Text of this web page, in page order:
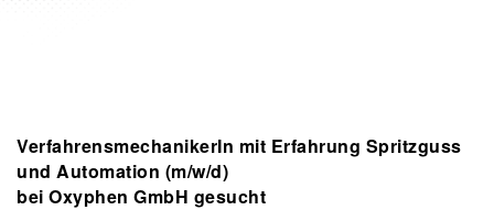
VerfahrensmechanikerIn mit Erfahrung Spritzguss
und Automation (m/w/d)
bei Oxyphen GmbH gesucht